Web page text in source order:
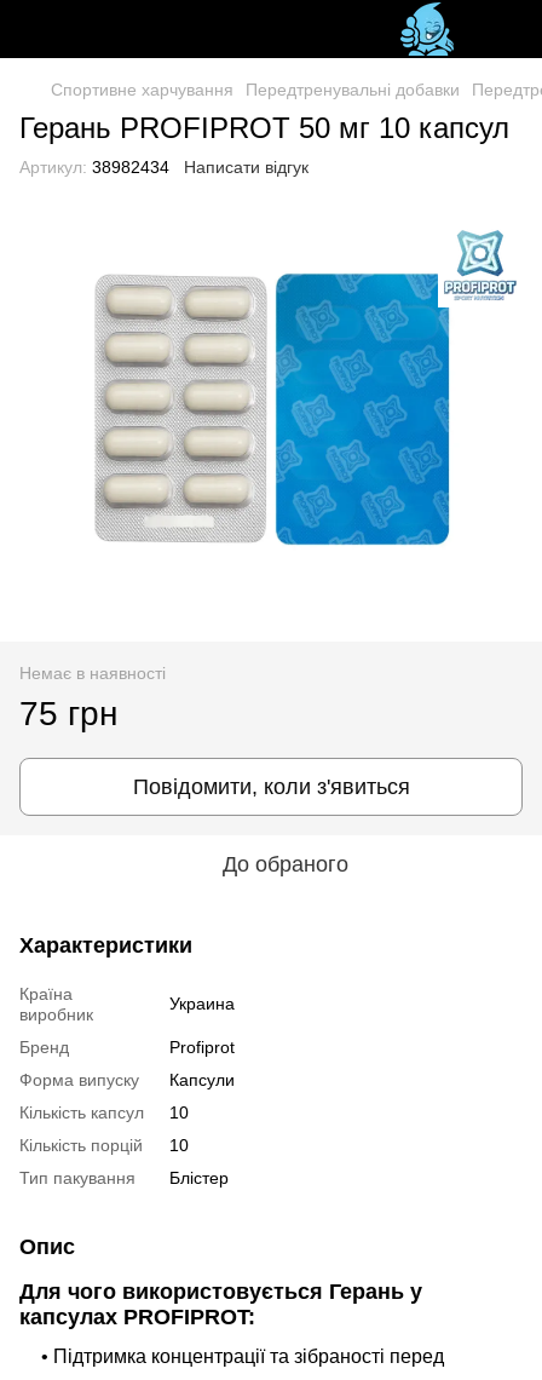
Спортивне харчування Передтренувальні добавки
Герань PROFIPROT 50 мг 10 капсул
Артикул: 38982434 Написати відгук
Немає в наявності
75 грн
Повідомити, коли з'явиться
До обраного
Характеристики
Країна
виробник
Украина
Бренд
Profiprot
Форма випуску
Капсули
Кількість капсул
10
Кількість порцій
10
Тип пакування
Блістер
Опис
Для чого використовується Герань у
капсулах PROFIPROT:
• Підтримка концентрації та зібраності перед